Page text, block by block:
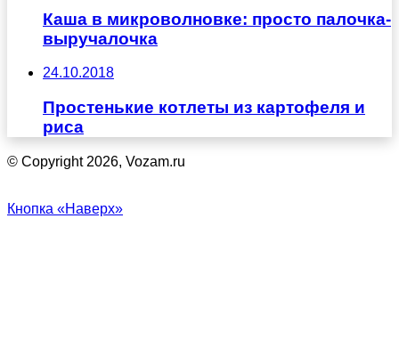
Каша в микроволновке: просто палочка-
выручалочка
24.10.2018
Простенькие котлеты из картофеля и
риса
© Copyright 2026, Vozam.ru
Кнопка «Наверх»